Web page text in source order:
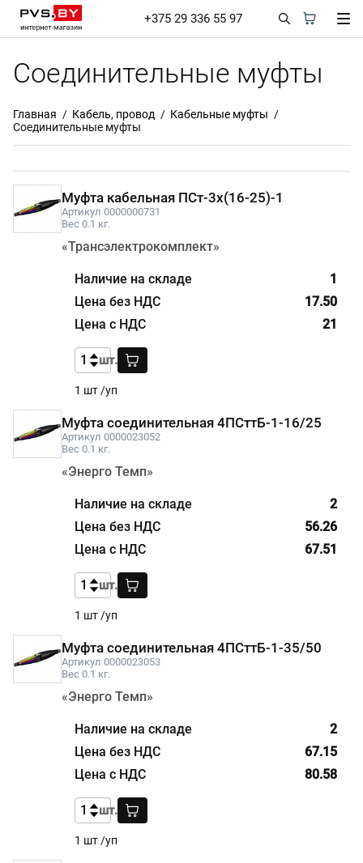
+375 29 336 55 97
Соединительные муфты
Главная Кабель, провод
Кабельные муфты
Соединительные муфты
Муфта кабельная ПСт-3х(16-25)-1
Артикул 0000000731
Вес 0.1 кг.
«Трансэлектрокомплект»
1
1 шт /уп
17.50
21
шт.
Муфта соединительная 4ПСттБ-1-16/25
Артикул 0000023052
Вес 0.1 кг.
«Энерго Темп»
2
1 шт /уп
56.26
67.51
шт.
Муфта соединительная 4ПСттБ-1-35/50
Артикул 0000023053
Вес 0.1 кг.
«Энерго Темп»
2
1 шт /уп
67.15
80.58
шт.